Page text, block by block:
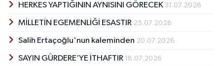
HERKES YAPTIĞININ AYNISINI GÖRECEK 31.07.2026
MİLLETİN EGEMENLİĞİ ESASTIR 25.07.2026
Salih Ertaçoğlu'nun kaleminden 20.07.2026
SAYIN GÜRDERE’YE İTHAFTIR 18.07.2026